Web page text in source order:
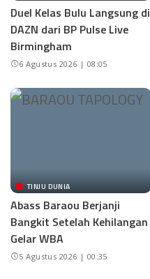
Duel Kelas Bulu Langsung di
DAZN dari BP Pulse Live
Birmingham
6 Agustus 2026 | 08:05
TINJU DUNIA
Abass Baraou Berjanji
Bangkit Setelah Kehilangan
Gelar WBA
5 Agustus 2026 | 00:35